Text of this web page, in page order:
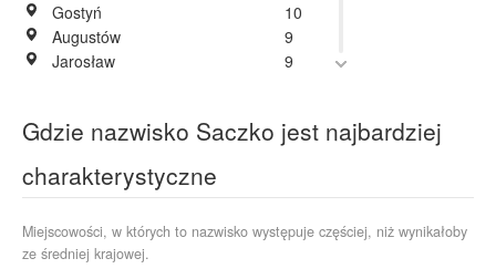
Gostyń
10
Augustów
9
Jarosław
9
Wrocław
9
Żdżanne
Bujaków
6
Elbląg
Gdzie nazwisko Saczko jest najbardziej
charakterystyczne
Miejscowości, w których to nazwisko występuje częściej, niż wynikałoby
ze średniej krajowej.